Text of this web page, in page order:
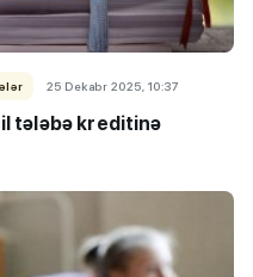
25 Dekabr 2025, 10:37
tələbə kreditinə